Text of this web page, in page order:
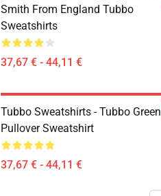
Smith From England Tubbo
Sweatshirts
37,67 € - 44,11 €
Tubbo Sweatshirts - Tubbo Green
Pullover Sweatshirt
37,67 € - 44,11 €